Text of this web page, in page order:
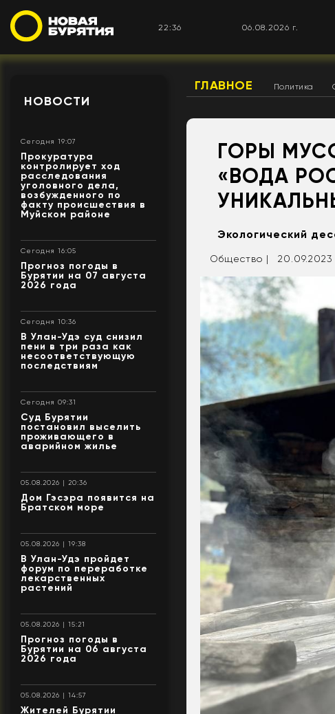
22:36 06.08.2026 г.
НОВОСТИ
Сегодня 19:07
Прокуратура
контролирует ход
расследования
уголовного дела,
возбужденного по
факту происшествия в
Муйском районе
Сегодня 16:05
Прогноз погоды в
Бурятии на 07 августа
2026 года
Сегодня 10:36
В Улан-Удэ суд снизил
пени в три раза как
несоответствующую
последствиям
Сегодня 09:31
Суд Бурятии
постановил выселить
проживающего в
аварийном жилье
05.08.2026 | 20:36
Дом Гэсэра появится на
Братском море
05.08.2026 | 19:38
В Улан-Удэ пройдет
форум по переработке
лекарственных
растений
05.08.2026 | 15:21
Прогноз погоды в
Бурятии на 06 августа
2026 года
05.08.2026 | 14:57
Жителей Бурятии
ГЛАВНОЕ Политика
ГОРЫ
«ВОДА
Экологический
Общество | 20.09.2023